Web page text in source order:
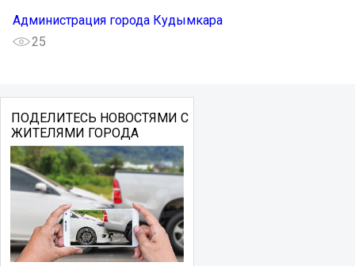
Администрация города Кудымкара
25
ПОДЕЛИТЕСЬ НОВОСТЯМИ С
ЖИТЕЛЯМИ ГОРОДА